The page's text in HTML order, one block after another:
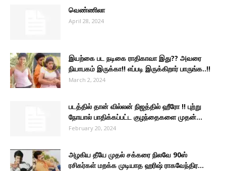
வெண்ணிலா
April 28, 2024
இயற்கை பட நடிகை ராதிகாவா இது?? அவரை
நியாபகம் இருக்கா!! எப்படி இருக்கிறார் பாருங்க..!!
March 2, 2024
படத்தில் தான் வில்லன் நிஜத்தில் ஹீரோ !! புற்று
நோயால் பாதிக்கப்பட்ட குழந்தைகளை முதன்...
February 20, 2024
அழகிய தீயே முதல் சக்கரை நிலவே 90ஸ்
ரசிகர்கள் மறக்க முடியாத ஹரிஷ் ராகவேந்திர...